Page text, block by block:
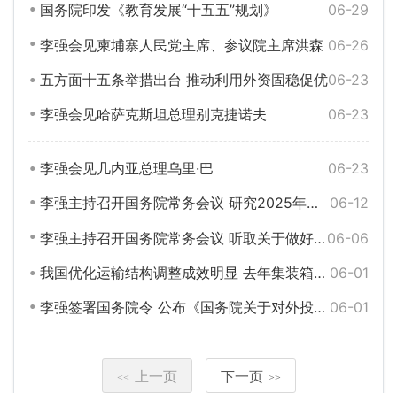
06-29
国务院印发《教育发展“十五五”规划》
06-26
李强会见柬埔寨人民党主席、参议院主席洪森
06-23
五方面十五条举措出台 推动利用外资固稳促优
06-23
李强会见哈萨克斯坦总理别克捷诺夫
06-23
李强会见几内亚总理乌里·巴
06-12
李强主持召开国务院常务会议 研究2025年度中央预算执行和其他财政收支审计查出问题整改工作等
06-06
李强主持召开国务院常务会议 听取关于做好就业工作汇报 审议通过《实施就业优先战略“十五五”规划》等
06-01
我国优化运输结构调整成效明显 去年集装箱多式联运量同比增长超15%
06-01
李强签署国务院令 公布《国务院关于对外投资的规定》
<< 上一页 下一页 >>